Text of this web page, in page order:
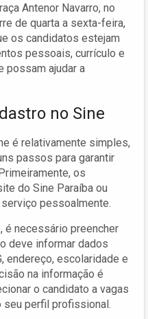
Antenor Navarro, no
de quarta a sexta-feira,
os candidatos estejam
pessoais, currículo e
possam ajudar a
no Sine
é relativamente simples,
passos para garantir
os
do Sine Paraíba ou
pessoalmente.
é necessário preencher
deve informar dados
endereço, escolaridade e
na informação é
o candidato a vagas
seu perfil profissional.